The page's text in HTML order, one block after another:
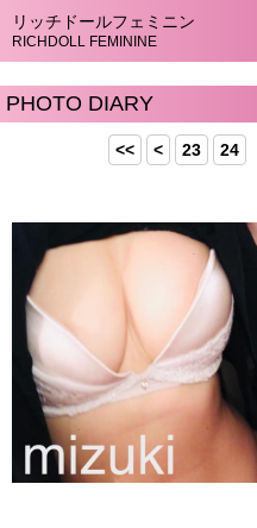
リッチドールフェミニン
RICHDOLL FEMININE
PHOTO DIARY
<< < 23 24